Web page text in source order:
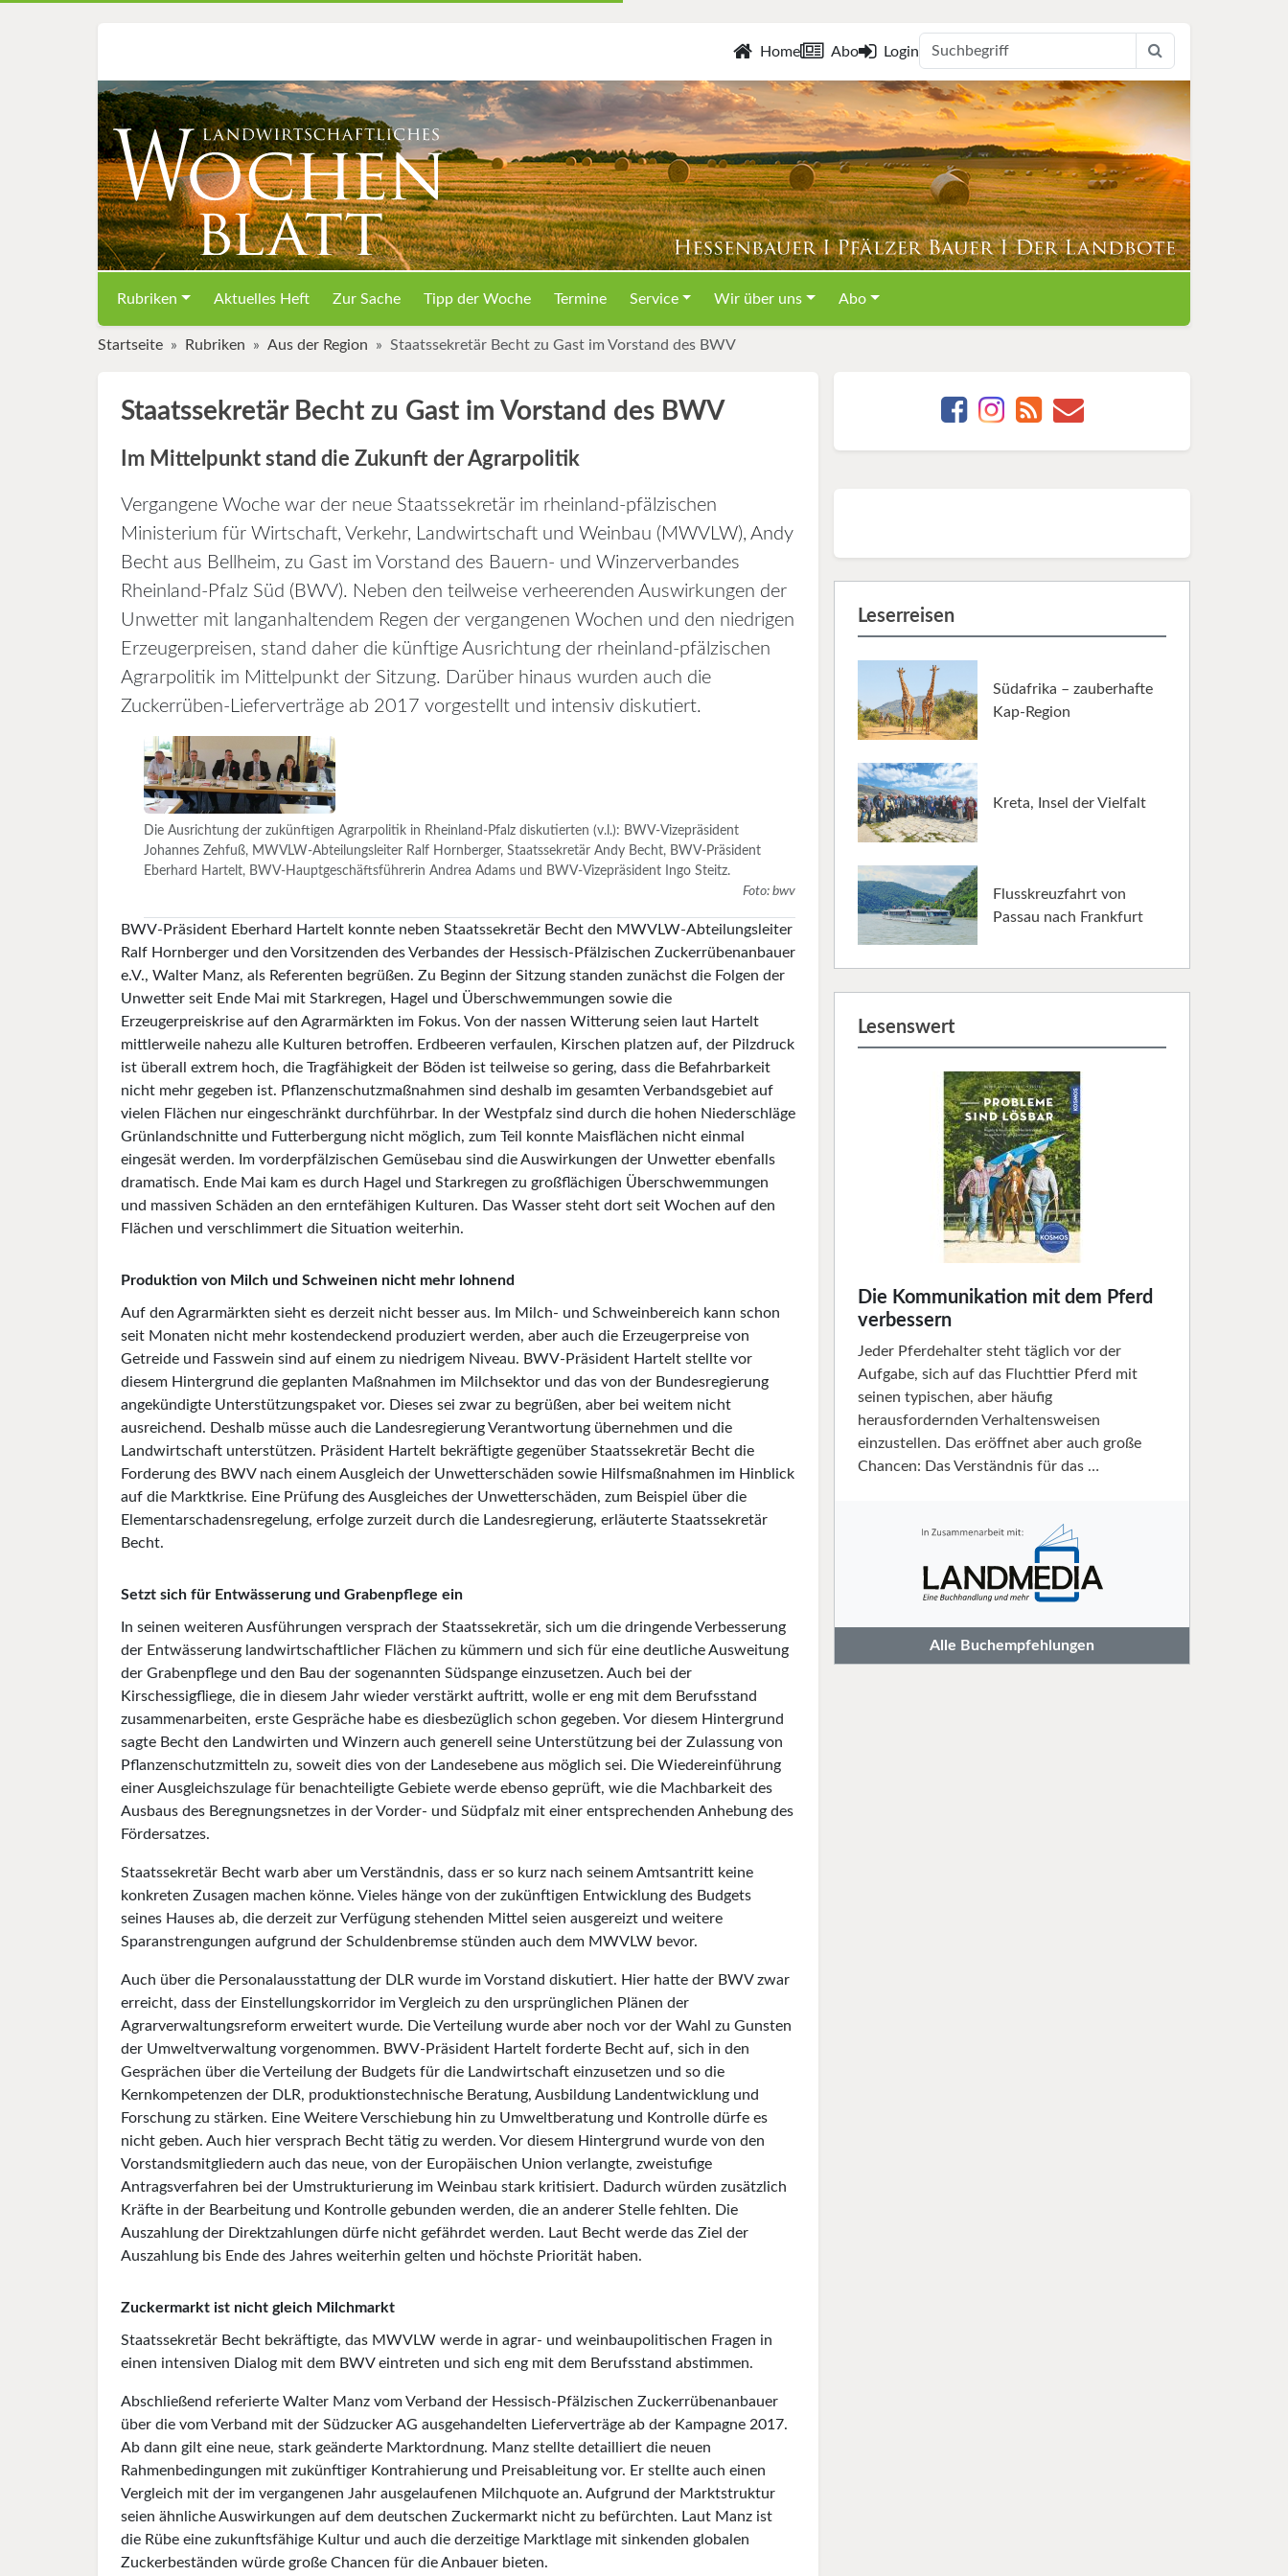
Home Abo Login
Rubriken Aktuelles Heft Zur Sache Tipp der Woche Termine Service Wir über uns Abo
Startseite Rubriken Aus der Region Staatssekretär Becht zu Gast im Vorstand des BWV
Staatssekretär Becht zu Gast im Vorstand des BWV
Im Mittelpunkt stand die Zukunft der Agrarpolitik
Vergangene Woche war der neue Staatssekretär im rheinland-pfälzischen
Ministerium für Wirtschaft, Verkehr, Landwirtschaft und Weinbau (MWVLW), Andy
Becht aus Bellheim, zu Gast im Vorstand des Bauern- und Winzerverbandes
Rheinland-Pfalz Süd (BWV). Neben den teilweise verheerenden Auswirkungen der
Unwetter mit langanhaltendem Regen der vergangenen Wochen und den niedrigen
Erzeugerpreisen, stand daher die künftige Ausrichtung der rheinland-pfälzischen
Agrarpolitik im Mittelpunkt der Sitzung. Darüber hinaus wurden auch die
Zuckerrüben-Lieferverträge ab 2017 vorgestellt und intensiv diskutiert.
Die Ausrichtung der zukünftigen Agrarpolitik in Rheinland-Pfalz diskutierten (v.l.): BWV-Vizepräsident
Johannes Zehfuß, MWVLW-Abteilungsleiter Ralf Hornberger, Staatssekretär Andy Becht, BWV-Präsident
Eberhard Hartelt, BWV-Hauptgeschäftsführerin Andrea Adams und BWV-Vizepräsident Ingo Steitz.
Foto: bwv
BWV-Präsident Eberhard Hartelt konnte neben Staatssekretär Becht den MWVLW-Abteilungsleiter
Ralf Hornberger und den Vorsitzenden des Verbandes der Hessisch-Pfälzischen Zuckerrübenanbauer
e.V., Walter Manz, als Referenten begrüßen. Zu Beginn der Sitzung standen zunächst die Folgen der
Unwetter seit Ende Mai mit Starkregen, Hagel und Überschwemmungen sowie die
Erzeugerpreiskrise auf den Agrarmärkten im Fokus. Von der nassen Witterung seien laut Hartelt
mittlerweile nahezu alle Kulturen betroffen. Erdbeeren verfaulen, Kirschen platzen auf, der Pilzdruck
ist überall extrem hoch, die Tragfähigkeit der Böden ist teilweise so gering, dass die Befahrbarkeit
nicht mehr gegeben ist. Pflanzenschutzmaßnahmen sind deshalb im gesamten Verbandsgebiet auf
vielen Flächen nur eingeschränkt durchführbar. In der Westpfalz sind durch die hohen Niederschläge
Grünlandschnitte und Futterbergung nicht möglich, zum Teil konnte Maisflächen nicht einmal
eingesät werden. Im vorderpfälzischen Gemüsebau sind die Auswirkungen der Unwetter ebenfalls
dramatisch. Ende Mai kam es durch Hagel und Starkregen zu großflächigen Überschwemmungen
und massiven Schäden an den erntefähigen Kulturen. Das Wasser steht dort seit Wochen auf den
Flächen und verschlimmert die Situation weiterhin.
Produktion von Milch und Schweinen nicht mehr lohnend
Auf den Agrarmärkten sieht es derzeit nicht besser aus. Im Milch- und Schweinbereich kann schon
seit Monaten nicht mehr kostendeckend produziert werden, aber auch die Erzeugerpreise von
Getreide und Fasswein sind auf einem zu niedrigem Niveau. BWV-Präsident Hartelt stellte vor
diesem Hintergrund die geplanten Maßnahmen im Milchsektor und das von der Bundesregierung
angekündigte Unterstützungspaket vor. Dieses sei zwar zu begrüßen, aber bei weitem nicht
ausreichend. Deshalb müsse auch die Landesregierung Verantwortung übernehmen und die
Landwirtschaft unterstützen. Präsident Hartelt bekräftigte gegenüber Staatssekretär Becht die
Forderung des BWV nach einem Ausgleich der Unwetterschäden sowie Hilfsmaßnahmen im Hinblick
auf die Marktkrise. Eine Prüfung des Ausgleiches der Unwetterschäden, zum Beispiel über die
Elementarschadensregelung, erfolge zurzeit durch die Landesregierung, erläuterte Staatssekretär
Becht.
Setzt sich für Entwässerung und Grabenpflege ein
In seinen weiteren Ausführungen versprach der Staatssekretär, sich um die dringende Verbesserung
der Entwässerung landwirtschaftlicher Flächen zu kümmern und sich für eine deutliche Ausweitung
der Grabenpflege und den Bau der sogenannten Südspange einzusetzen. Auch bei der
Kirschessigfliege, die in diesem Jahr wieder verstärkt auftritt, wolle er eng mit dem Berufsstand
zusammenarbeiten, erste Gespräche habe es diesbezüglich schon gegeben. Vor diesem Hintergrund
sagte Becht den Landwirten und Winzern auch generell seine Unterstützung bei der Zulassung von
Pflanzenschutzmitteln zu, soweit dies von der Landesebene aus möglich sei. Die Wiedereinführung
einer Ausgleichszulage für benachteiligte Gebiete werde ebenso geprüft, wie die Machbarkeit des
Ausbaus des Beregnungsnetzes in der Vorder- und Südpfalz mit einer entsprechenden Anhebung des
Fördersatzes.
Staatssekretär Becht warb aber um Verständnis, dass er so kurz nach seinem Amtsantritt keine
konkreten Zusagen machen könne. Vieles hänge von der zukünftigen Entwicklung des Budgets
seines Hauses ab, die derzeit zur Verfügung stehenden Mittel seien ausgereizt und weitere
Sparanstrengungen aufgrund der Schuldenbremse stünden auch dem MWVLW bevor.
Auch über die Personalausstattung der DLR wurde im Vorstand diskutiert. Hier hatte der BWV zwar
erreicht, dass der Einstellungskorridor im Vergleich zu den ursprünglichen Plänen der
Agrarverwaltungsreform erweitert wurde. Die Verteilung wurde aber noch vor der Wahl zu Gunsten
der Umweltverwaltung vorgenommen. BWV-Präsident Hartelt forderte Becht auf, sich in den
Gesprächen über die Verteilung der Budgets für die Landwirtschaft einzusetzen und so die
Kernkompetenzen der DLR, produktionstechnische Beratung, Ausbildung Landentwicklung und
Forschung zu stärken. Eine Weitere Verschiebung hin zu Umweltberatung und Kontrolle dürfe es
nicht geben. Auch hier versprach Becht tätig zu werden. Vor diesem Hintergrund wurde von den
Vorstandsmitgliedern auch das neue, von der Europäischen Union verlangte, zweistufige
Antragsverfahren bei der Umstrukturierung im Weinbau stark kritisiert. Dadurch würden zusätzlich
Kräfte in der Bearbeitung und Kontrolle gebunden werden, die an anderer Stelle fehlten. Die
Auszahlung der Direktzahlungen dürfe nicht gefährdet werden. Laut Becht werde das Ziel der
Auszahlung bis Ende des Jahres weiterhin gelten und höchste Priorität haben.
Zuckermarkt ist nicht gleich Milchmarkt
Staatssekretär Becht bekräftigte, das MWVLW werde in agrar- und weinbaupolitischen Fragen in
einen intensiven Dialog mit dem BWV eintreten und sich eng mit dem Berufsstand abstimmen.
Abschließend referierte Walter Manz vom Verband der Hessisch-Pfälzischen Zuckerrübenanbauer
über die vom Verband mit der Südzucker AG ausgehandelten Lieferverträge ab der Kampagne 2017.
Ab dann gilt eine neue, stark geänderte Marktordnung. Manz stellte detailliert die neuen
Rahmenbedingungen mit zukünftiger Kontrahierung und Preisableitung vor. Er stellte auch einen
Vergleich mit der im vergangenen Jahr ausgelaufenen Milchquote an. Aufgrund der Marktstruktur
seien ähnliche Auswirkungen auf dem deutschen Zuckermarkt nicht zu befürchten. Laut Manz ist
die Rübe eine zukunftsfähige Kultur und auch die derzeitige Marktlage mit sinkenden globalen
Zuckerbeständen würde große Chancen für die Anbauer bieten.
Leserreisen
Südafrika – zauberhafte
Kap-Region
Kreta, Insel der Vielfalt
Flusskreuzfahrt von
Passau nach Frankfurt
Lesenswert
Die Kommunikation mit dem Pferd
verbessern
Jeder Pferdehalter steht täglich vor der
Aufgabe, sich auf das Fluchttier Pferd mit
seinen typischen, aber häufig
herausfordernden Verhaltensweisen
einzustellen. Das eröffnet aber auch große
Chancen: Das Verständnis für das …
Alle Buchempfehlungen